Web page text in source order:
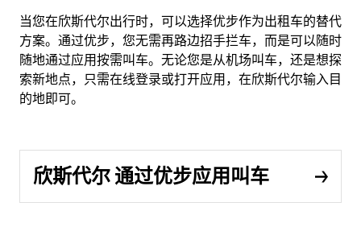
当您在欣斯代尔出行时，可以选择优步作为出租车的替代
方案。通过优步，您无需再路边招手拦车，而是可以随时
随地通过应用按需叫车。无论您是从机场叫车，还是想探
索新地点，只需在线登录或打开应用，在欣斯代尔输入目
的地即可。
欣斯代尔 通过优步应用叫车